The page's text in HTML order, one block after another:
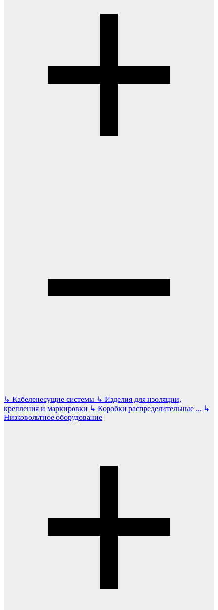
↳ Кабеленесущие системы ↳ Изделия для изоляции,
крепления и маркировки ↳ Коробки распределительные ... ↳
Низковольтное оборудование